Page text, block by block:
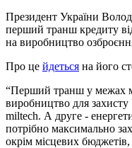
Президент України
перший транш кредиту
на виробництво
Про це йдеться на його
“Перший транш у межах
виробництво для
miltech. А друге -
потрібно максимально
окрім місцевих